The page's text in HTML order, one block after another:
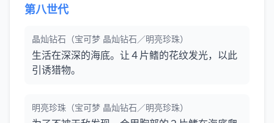
第八世代
晶灿钻石（宝可梦 晶灿钻石／明亮珍珠）
生活在深深的海底。让４片鳍的花纹发光，以此
引诱猎物。
明亮珍珠（宝可梦 晶灿钻石／明亮珍珠）